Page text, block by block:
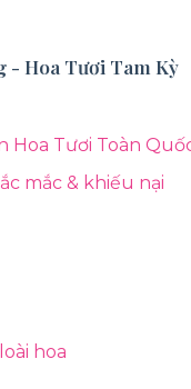
- Hoa Tươi Tam Kỳ
Hoa Tươi Toàn
mắc & khiếu nại
hoa